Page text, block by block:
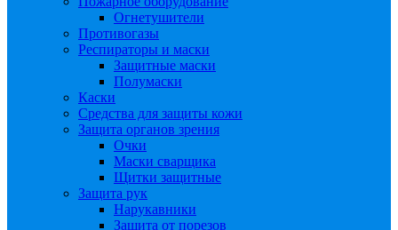
Огнетушители
Противогазы
Респираторы и маски
Защитные маски
Полумаски
Каски
Средства для защиты кожи
Защита органов зрения
Очки
Маски сварщика
Щитки защитные
Защита рук
Нарукавники
Защита от порезов